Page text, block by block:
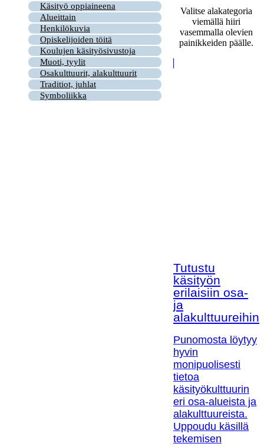
Käsityö oppiaineena
Alueittain
Henkilökuvia
Opiskelijoiden töitä
Koulujen käsityösivustoja
Muoti, tyylit
Osakulttuurit, alakulttuurit
Traditiot, juhlat
Symboliikka
Valitse alakategoria
viemällä hiiri
vasemmalla olevien
painikkeiden päälle.
Tutustu
käsityön
erilaisiin osa-
ja
alakulttuureihin!
Punomosta löytyy
hyvin
monipuolisesti
tietoa
käsityökulttuurin
eri osa-alueista ja
alakulttuureista.
Uppoudu käsillä
tekemisen